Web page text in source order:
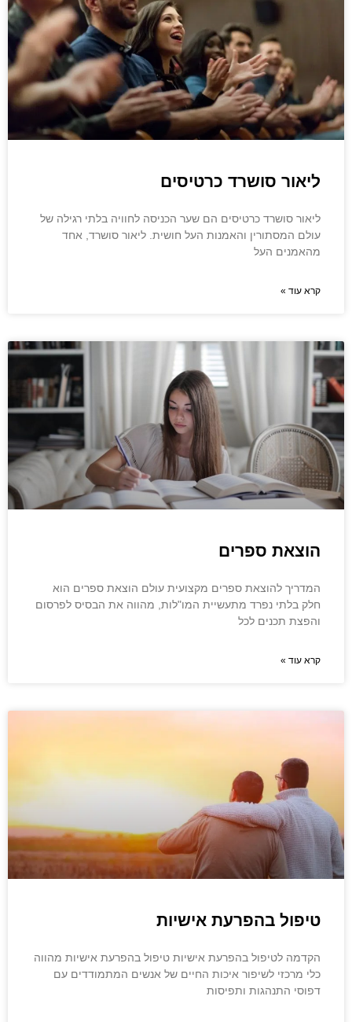
ליאור סושרד כרטיסים
ליאור סושרד כרטיסים הם שער הכניסה לחוויה בלתי רגילה של
עולם המסתורין והאמנות העל חושית. ליאור סושרד, אחד
מהאמנים העל
קרא עוד »
הוצאת ספרים
המדריך להוצאת ספרים מקצועית עולם הוצאת ספרים הוא
חלק בלתי נפרד מתעשיית המו"לות, מהווה את הבסיס לפרסום
והפצת תכנים לכל
קרא עוד »
טיפול בהפרעת אישיות
הקדמה לטיפול בהפרעת אישיות טיפול בהפרעת אישיות מהווה
כלי מרכזי לשיפור איכות החיים של אנשים המתמודדים עם
דפוסי התנהגות ותפיסות